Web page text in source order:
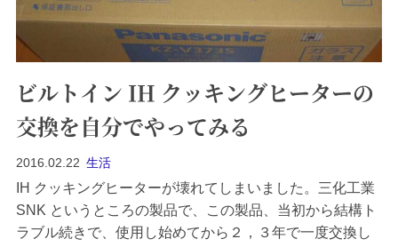
ビルトイン IH クッキングヒーターの
交換を自分でやってみる
2016.02.22 生活
IH クッキングヒーターが壊れてしまいました。三化工業
SNK というところの製品で、この製品、当初から結構ト
ラブル続きで、使用し始めてから２，３年で一度交換し